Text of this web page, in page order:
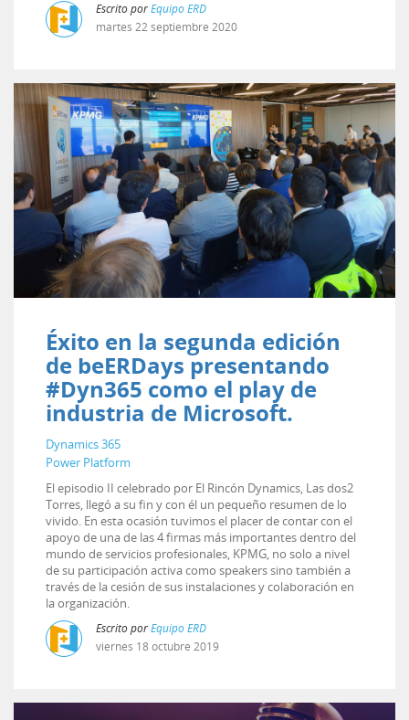
Escrito porEquipo ERD
martes 22septiembre 2020
Éxito en la segunda edición
de beERDays presentando
#Dyn365 como el play de
industria de Microsoft.
Dynamics 365
Power Platform
El episodio II celebrado por El Rincón Dynamics, Las dos2
Torres, llegó a su fin y con él un pequeño resumen de lo
vivido. En esta ocasión tuvimos el placer de contar con el
apoyo de una de las 4 firmas más importantes dentro del
mundo de servicios profesionales, KPMG, no solo a nivel
de su participación activa como speakers sino también a
través de la cesión de sus instalaciones y colaboración en
la organización.
Escrito porEquipo ERD
viernes 18octubre 2019